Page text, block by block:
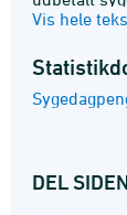
indgår
Vis hele
DEL